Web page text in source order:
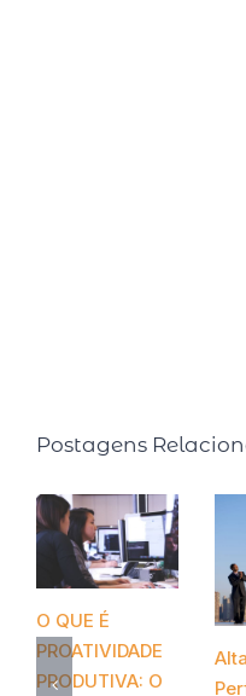
Postagens
O QUE É
PROATIVIDADE
PRODUTIVA: O
Alta